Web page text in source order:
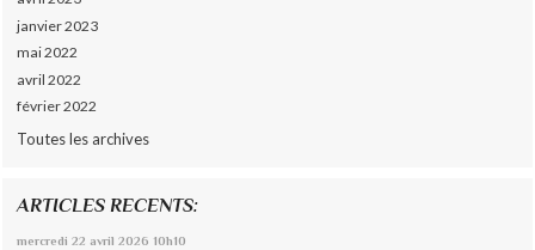
janvier 2023
mai 2022
avril 2022
février 2022
Toutes les archives
ARTICLES RECENTS:
mercredi 22 avril 2026 10h10